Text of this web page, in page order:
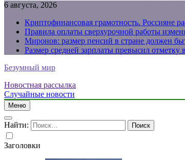
6 августа, 2026
Криптофинансовая грамотность. Россияне
Правила оплаты сверхурочной работы
Миронов: размер пенсий в стране должен
Размер средней зарплаты превысил отметку
Безумный мир
Новостная рассылка
Случайные новости
Меню
Найти:
Заголовки